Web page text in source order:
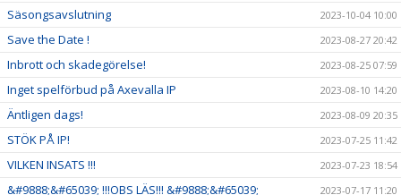
Säsongsavslutning 2023-10-04 10:00
Save the Date ! 2023-08-27 20:42
Inbrott och skadegörelse! 2023-08-25 07:59
Inget spelförbud på Axevalla IP 2023-08-10 14:20
Äntligen dags! 2023-08-09 20:35
STÖK PÅ IP! 2023-07-25 11:42
VILKEN INSATS !!! 2023-07-23 18:54
&#9888;&#65039; !!!OBS LÄS!!! &#9888;&#65039; 2023-07-17 11:20